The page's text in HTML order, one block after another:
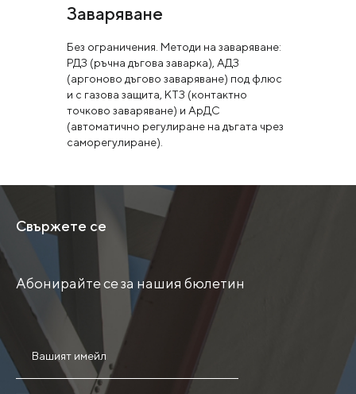
Заваряване
Без ограничения. Методи на заваряване:
РДЗ (ръчна дъгова заварка), АДЗ
(аргоново дъгово заваряване) под флюс
и с газова защита, КТЗ (контактно
точково заваряване) и АрДС
(автоматично регулиране на дъгата чрез
саморегулиране).
Свържете се
Абонирайте се за нашия бюлетин